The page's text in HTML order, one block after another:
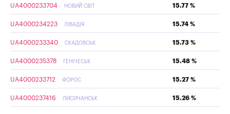
UA4000233704 НОВИЙ СВІТ 15.77 %
UA4000234223 ЛІВАДІЯ 15.74 %
UA4000233340 СКАДОВСЬК 15.73 %
UA4000235378 ГЕНІЧЕСЬК 15.48 %
UA4000233712 ФОРОС 15.27 %
UA4000237416 ЛИСИЧАНСЬК 15.26 %